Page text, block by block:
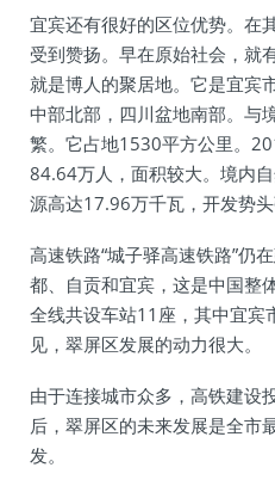
宜宾还有很好的区位优势。在
受到赞扬。早在原始社会，就
就是博人的聚居地。它是宜宾
中部北部，四川盆地南部。与
繁。它占地1530平方公里。
84.64万人，面积较大。境内
源高达17.96万千瓦，开发势头
高速铁路“城子驿高速铁路”仍
都、自贡和宜宾，这是中国整
全线共设车站11座，其中宜宾
见，翠屏区发展的动力很大。
由于连接城市众多，高铁建设
后，翠屏区的未来发展是全市
发。